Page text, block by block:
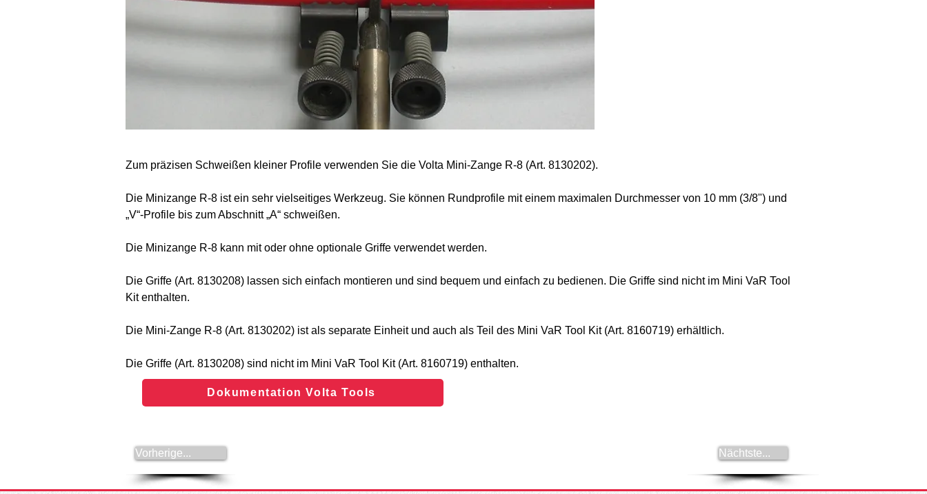
Zum präzisen Schweißen kleiner Profile verwenden Sie die Volta Mini-Zange R-8 (Art. 8130202).
Die Minizange R-8 ist ein sehr vielseitiges Werkzeug. Sie können Rundprofile mit einem maximalen Durchmesser von 10 mm (3/8") und
„V“-Profile bis zum Abschnitt „A“ schweißen.
Die Minizange R-8 kann mit oder ohne optionale Griffe verwendet werden.
Die Griffe (Art. 8130208) lassen sich einfach montieren und sind bequem und einfach zu bedienen. Die Griffe sind nicht im Mini VaR Tool
Kit enthalten.
Die Mini-Zange R-8 (Art. 8130202) ist als separate Einheit und auch als Teil des Mini VaR Tool Kit (Art. 8160719) erhältlich.
Die Griffe (Art. 8130208) sind nicht im Mini VaR Tool Kit (Art. 8160719) enthalten.
Dokumentation Volta Tools
Vorherige... Nächtste...